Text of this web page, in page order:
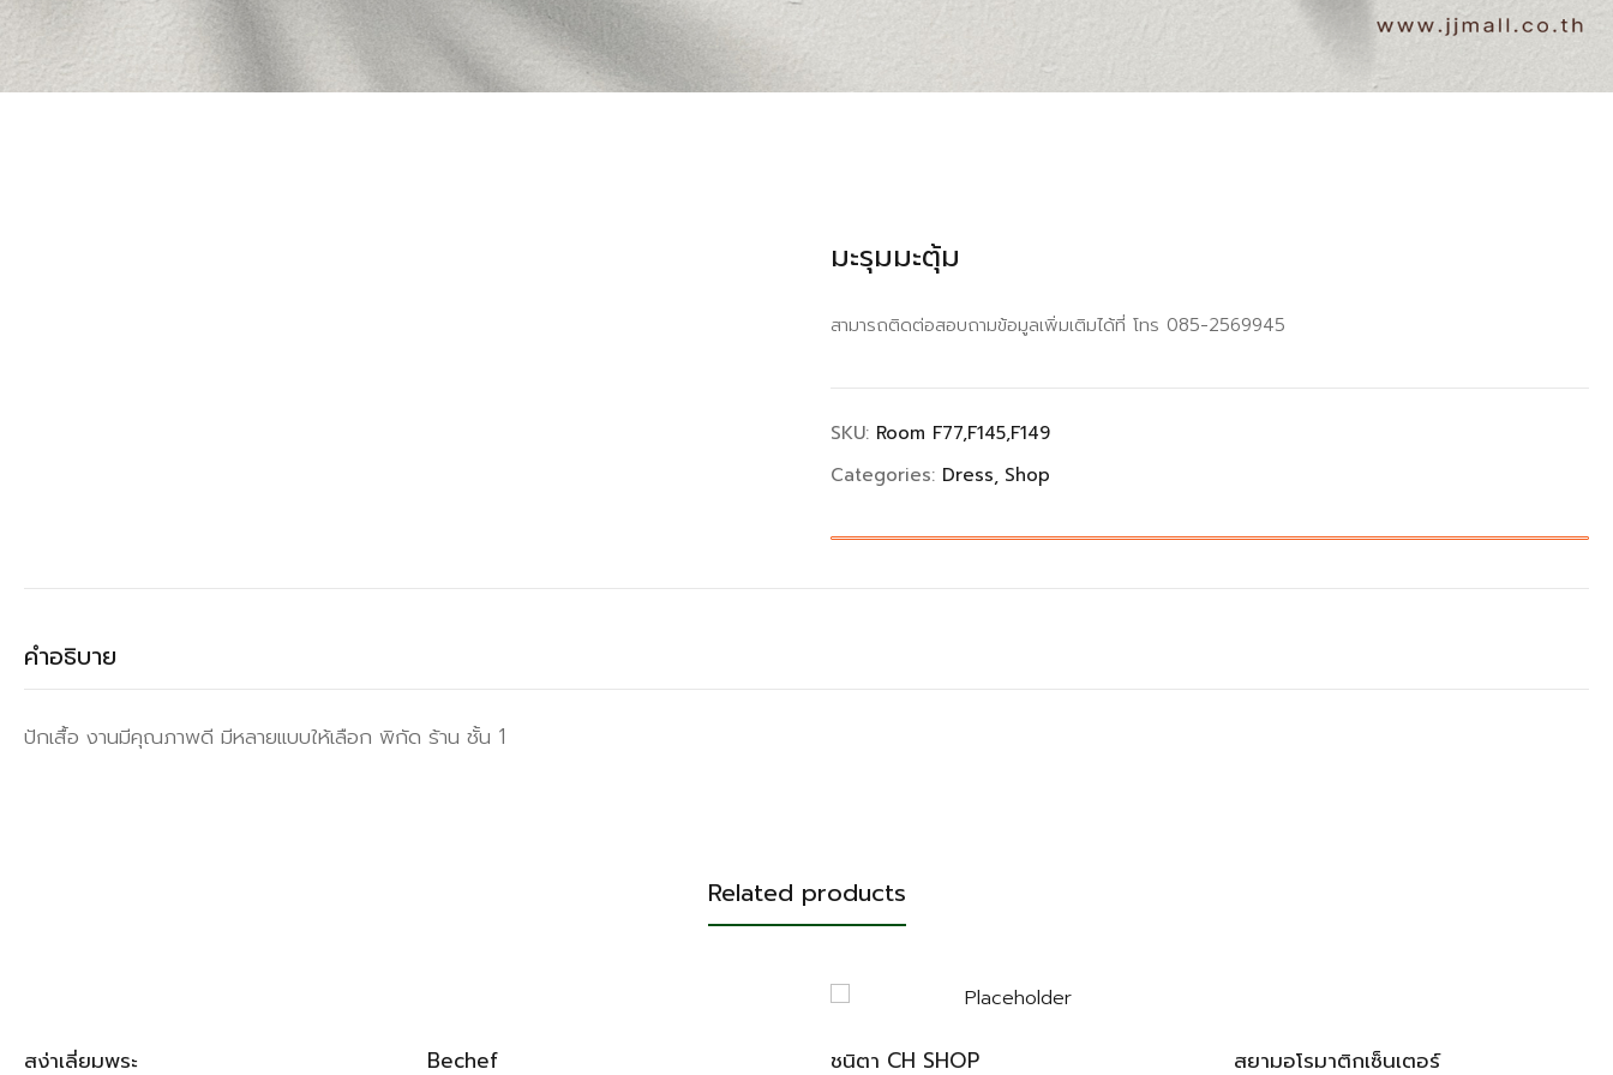
มะรุมมะตุ้ม
สามารถติดต่อสอบถามข้อมูลเพิ่มเติมได้ที่ โทร 085-2569945
SKU: Room F77,F145,F149
Categories: Dress Shop
คำอธิบาย
ปักเสื้อ งานมีคุณภาพดี มีหลายแบบให้เลือก พิกัด ร้าน ชั้น 1
Related products
สง่าเลี่ยมพระ Bechef ชนิตา CH SHOP สยามอโรมาติกเซ็นเตอร์